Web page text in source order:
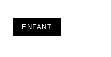
ENFANT